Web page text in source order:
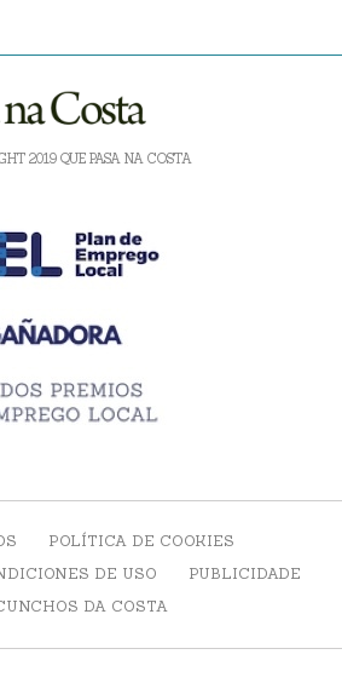
2019 QUE PASA NA COSTA
POLÍTICA DE COOKIES
DE USO
PUBLICIDADE
DA COSTA